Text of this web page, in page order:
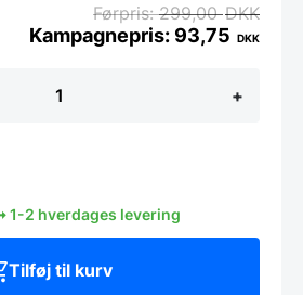
+
299,00DKK
93,75 DKK
1-2 hverdages levering
Tilføj til kurv